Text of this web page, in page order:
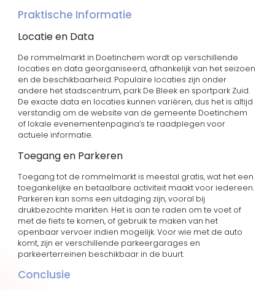
Praktische Informatie
Locatie en Data
De rommelmarkt in Doetinchem wordt op verschillende
locaties en data georganiseerd, afhankelijk van het seizoen
en de beschikbaarheid. Populaire locaties zijn onder
andere het stadscentrum, park De Bleek en sportpark Zuid.
De exacte data en locaties kunnen variëren, dus het is altijd
verstandig om de website van de gemeente Doetinchem
of lokale evenementenpagina’s te raadplegen voor
actuele informatie.
Toegang en Parkeren
Toegang tot de rommelmarkt is meestal gratis, wat het een
toegankelijke en betaalbare activiteit maakt voor iedereen.
Parkeren kan soms een uitdaging zijn, vooral bij
drukbezochte markten. Het is aan te raden om te voet of
met de fiets te komen, of gebruik te maken van het
openbaar vervoer indien mogelijk. Voor wie met de auto
komt, zijn er verschillende parkeergarages en
parkeerterreinen beschikbaar in de buurt.
Conclusie